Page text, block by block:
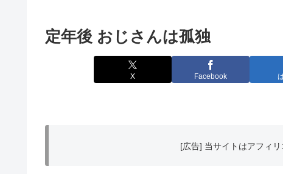
定年後 おじさんは孤独
X Facebook
[広告] 当サイトはアフィリ